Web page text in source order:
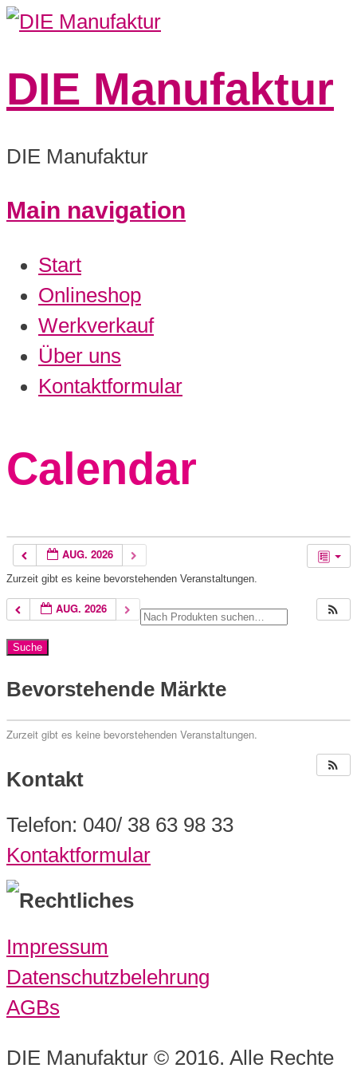
DIE Manufaktur
DIE Manufaktur
Main navigation
Start
Onlineshop
Werkverkauf
Über uns
Kontaktformular
Calendar
AUG. 2026
Zurzeit gibt es keine bevorstehenden Veranstaltungen.
AUG. 2026
Bevorstehende Märkte
Zurzeit gibt es keine bevorstehenden Veranstaltungen.
Kontakt
Telefon: 040/ 38 63 98 33
Kontaktformular
Rechtliches
Impressum
Datenschutzbelehrung
AGBs
DIE Manufaktur © 2016. Alle Rechte